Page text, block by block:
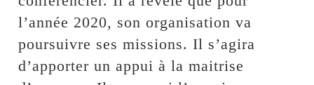
l’année 2020, son organisation va
poursuivre ses missions. Il s’agira
d’apporter un appui à la maitrise